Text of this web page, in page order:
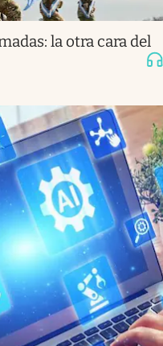
la otra cara del